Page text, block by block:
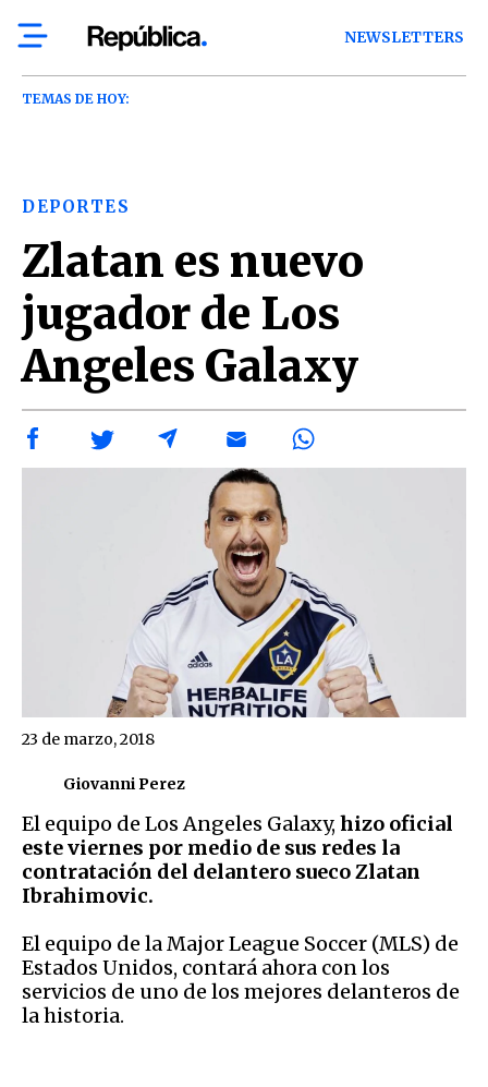
NEWSLETTERS
TEMAS DE HOY:
DEPORTES
Zlatan es nuevo
jugador de Los
Angeles Galaxy
Giovanni Perez
23 de marzo, 2018
El equipo de Los Angeles Galaxy, hizo oficial
este viernes por medio de sus redes la
contratación del delantero sueco Zlatan
Ibrahimovic.
El equipo de la Major League Soccer (MLS) de
Estados Unidos, contará ahora con los
servicios de uno de los mejores delanteros de
la historia.